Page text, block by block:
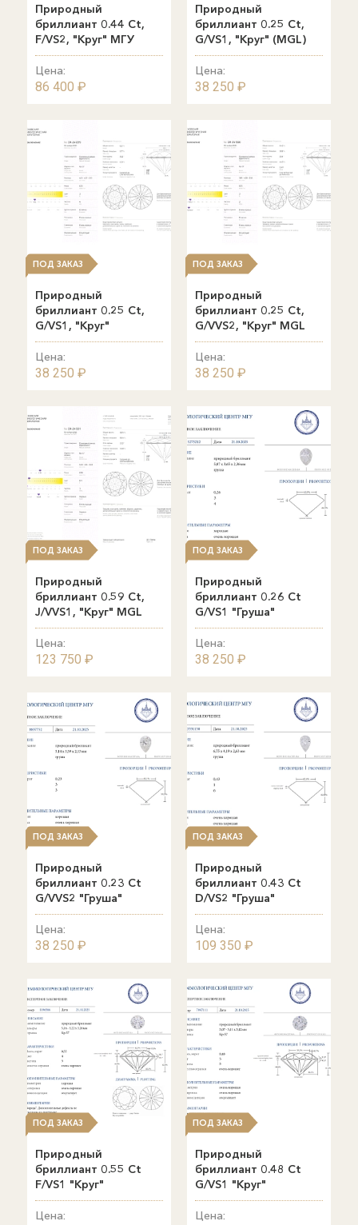
Природный
бриллиант 0.44 Ct,
F/VS2, "Круг" МГУ
Цена:
86 400 ₽
Природный
бриллиант 0.25 Ct,
G/VS1, "Круг" (MGL)
Цена:
38 250 ₽
ПОД ЗАКАЗ
Природный
бриллиант 0.25 Ct,
G/VS1, "Круг"
Цена:
38 250 ₽
ПОД ЗАКАЗ
Природный
бриллиант 0.25 Ct,
G/VVS2, "Круг" MGL
Цена:
38 250 ₽
ПОД ЗАКАЗ
Природный
бриллиант 0.59 Ct,
J/VVS1, "Круг" MGL
Цена:
123 750 ₽
ПОД ЗАКАЗ
Природный
бриллиант 0.26 Ct
G/VS1 "Груша"
Цена:
38 250 ₽
ПОД ЗАКАЗ
Природный
бриллиант 0.23 Ct
G/VVS2 "Груша"
Цена:
38 250 ₽
ПОД ЗАКАЗ
Природный
бриллиант 0.43 Ct
D/VS2 "Груша"
Цена:
109 350 ₽
ПОД ЗАКАЗ
Природный
бриллиант 0.55 Ct
F/VS1 "Круг"
Цена:
ПОД ЗАКАЗ
Природный
бриллиант 0.48 Ct
G/VS1 "Круг"
Цена: